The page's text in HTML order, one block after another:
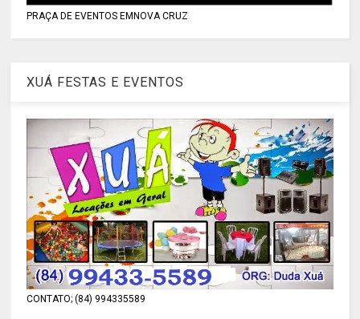
PRAÇA DE EVENTOS EMNOVA CRUZ
XUÁ FESTAS E EVENTOS
CONTATO; (84) 994335589